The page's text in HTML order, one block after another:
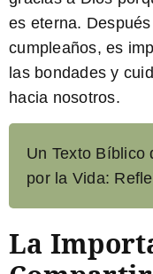
es eterna.
cumpleaños, es
las bondades y
hacia nosotros.
Un Texto Bíblico
por la Vida:
La